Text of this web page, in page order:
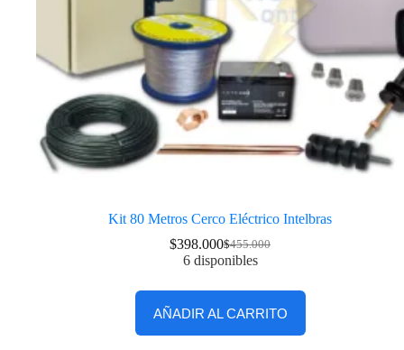
Kit 80 Metros Cerco Eléctrico Intelbras
$455.000
$398.000
6 disponibles
AÑADIR AL CARRITO